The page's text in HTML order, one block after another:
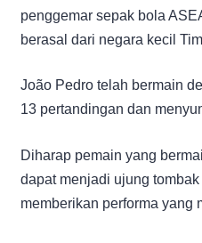
penggemar sepak bola
berasal dari negara kecil
João Pedro telah bermain
13 pertandingan dan
Diharap pemain yang
dapat menjadi ujung
memberikan performa yang